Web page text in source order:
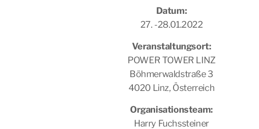
Datum:
27. -28.01.2022
Veranstaltungsort:
POWER TOWER LINZ
Böhmerwaldstraße 3
4020 Linz, Österreich
Organisationsteam:
Harry Fuchssteiner